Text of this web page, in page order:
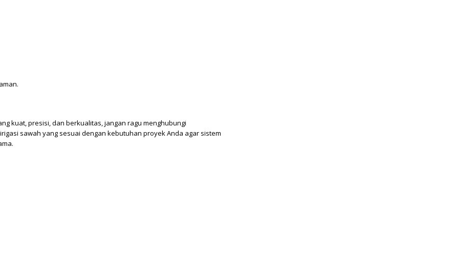
kuat, presisi, dan berkualitas, jangan ragu menghubungi
sawah yang sesuai dengan kebutuhan proyek Anda agar sistem